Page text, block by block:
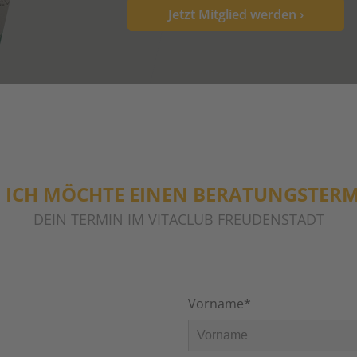
Jetzt Mitglied werden ›
ICH MÖCHTE EINEN
DEIN TERMIN IM VITACLUB FREUDENSTADT
Vorname*